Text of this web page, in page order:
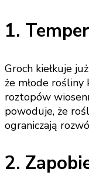
1.
Groch kiełkuje
że młode
roztopów
powoduje, że
ograniczają
2.